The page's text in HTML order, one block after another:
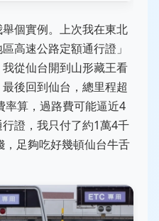
個實例。上次我在東北
高速公路定額通行證」
我從仙台開到山形藏王看
後回到仙台，總里程超
率算，過路費可能逼近4
證，我只付了約1萬4千
，足夠吃好幾頓仙台牛舌